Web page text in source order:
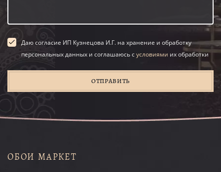
Даю согласие ИП Кузнецова И.Г. на хранение и обработку
персональных данных и соглашаюсь сусловиями их обработки
ОТПРАВИТЬ
ОБОИ МАРКЕТ